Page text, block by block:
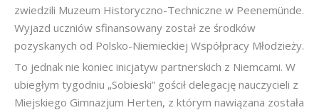
zwiedzili Muzeum Historyczno-Techniczne w Peenemünde.
Wyjazd uczniów sfinansowany został ze środków
pozyskanych od Polsko-Niemieckiej Współpracy Młodzieży.
To jednak nie koniec inicjatyw partnerskich z Niemcami. W
ubiegłym tygodniu „Sobieski” gościł delegację nauczycieli z
Miejskiego Gimnazjum Herten, z którym nawiązana została